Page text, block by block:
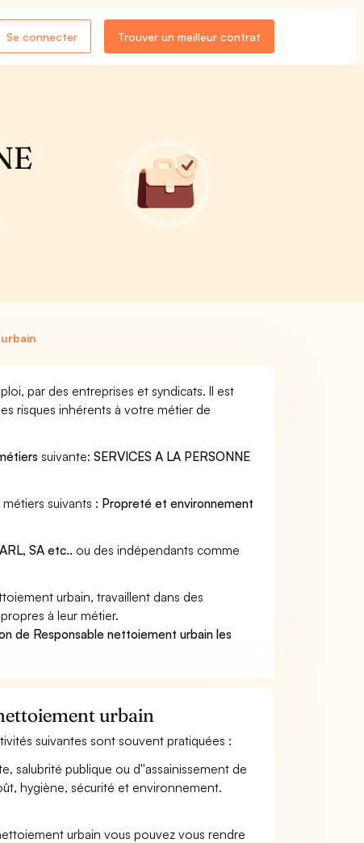
Se connecter Trouver un meilleur contrat
par des entreprises et syndicats. Il est
risques inhérents à votre métier de
suivante:SERVICES A LA PERSONNE
suivants : Propreté et environnement
SA etc.. ou des indépendants comme
urbain, travaillent dans des
à leur métier.
de Responsable nettoiement urbain les
urbain
suivantes sont souvent pratiquées :
salubrité publique ou d''assainissement de
hygiène, sécurité et environnement.
urbain vous pouvez vous rendre